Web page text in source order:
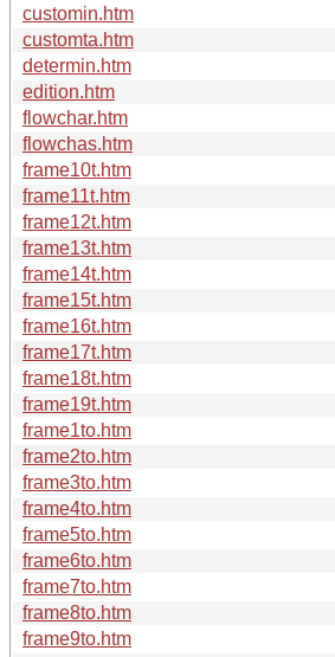
customin.htm
customta.htm
determin.htm
edition.htm
flowchar.htm
flowchas.htm
frame10t.htm
frame11t.htm
frame12t.htm
frame13t.htm
frame14t.htm
frame15t.htm
frame16t.htm
frame17t.htm
frame18t.htm
frame19t.htm
frame1to.htm
frame2to.htm
frame3to.htm
frame4to.htm
frame5to.htm
frame6to.htm
frame7to.htm
frame8to.htm
frame9to.htm